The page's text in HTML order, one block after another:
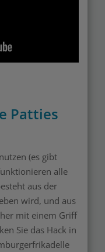
Patties
(es gibt
alle
aus der
wird, und aus
mit einem Griff
Sie das Hack in